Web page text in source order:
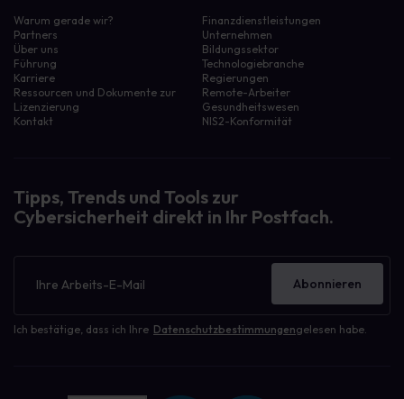
Warum gerade wir?
Partners
Über uns
Führung
Karriere
Ressourcen und Dokumente zur
Lizenzierung
Kontakt
Finanzdienstleistungen
Unternehmen
Bildungssektor
Technologiebranche
Regierungen
Remote-Arbeiter
Gesundheitswesen
NIS2-Konformität
Tipps, Trends und Tools zur
Cybersicherheit direkt in Ihr Postfach.
Ich bestätige, dass ich Ihre Datenschutzbestimmungengelesen habe.
Abonnieren